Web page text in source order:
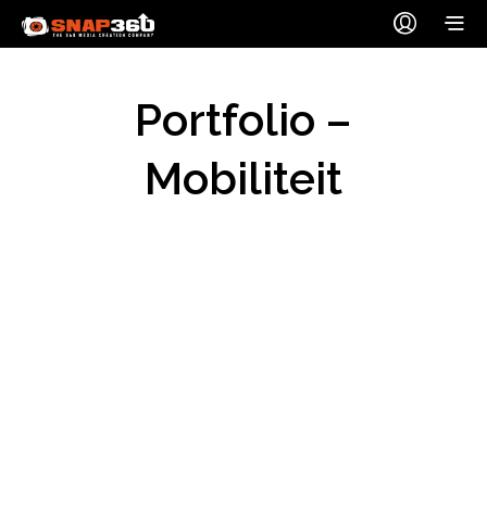
Portfolio –
Mobiliteit